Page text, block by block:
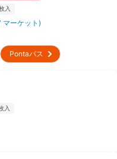
入
マーケット)
Pontaパス
入